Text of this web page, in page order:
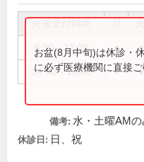
8:30～12:30 ● ●
14:00～18:00 ● ●
お盆(8月中旬)は休診・
に必ず医療機関に直接ご
備考: 水・土曜AM
休診日: 日、祝